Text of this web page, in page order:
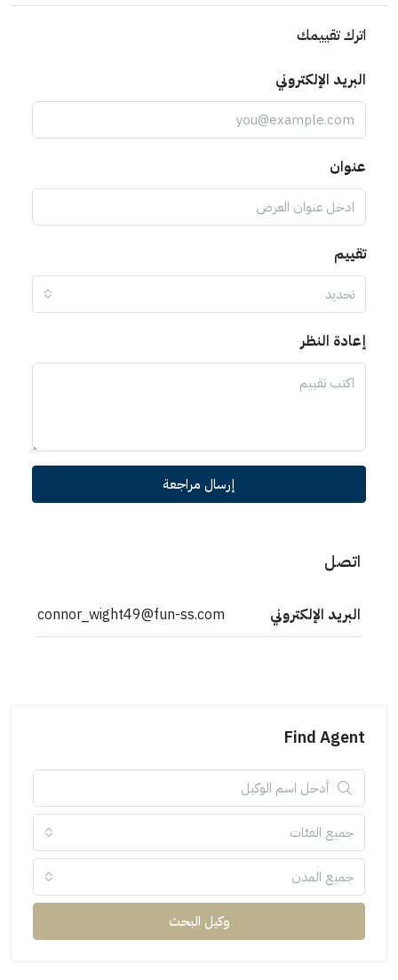
اترك تقييمك
البريد الإلكتروني
عنوان
تقييم
تحديد
إعادة النظر
إرسال مراجعة
اتصل
البريد الإلكتروني connor_wight49@fun-ss.com
Find Agent
جميع الفئات
جميع المدن
وكيل البحث